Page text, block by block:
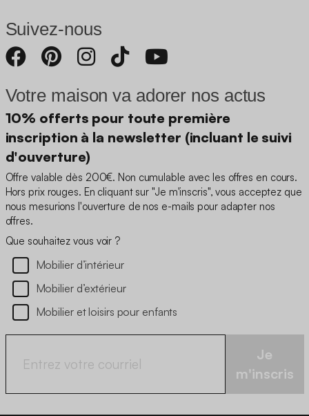
Suivez-nous
Votre maison va adorer nos actus
10% offerts pour toute première
inscription à la newsletter (incluant le suivi
d'ouverture)
Offre valable dès 200€. Non cumulable avec les offres en cours.
Hors prix rouges. En cliquant sur "Je m'inscris", vous acceptez que
nous mesurions l'ouverture de nos e-mails pour adapter nos
offres.
Que souhaitez vous voir ?
Mobilier d’intérieur
Mobilier d’extérieur
Mobilier et loisirs pour enfants
Je
m'inscris